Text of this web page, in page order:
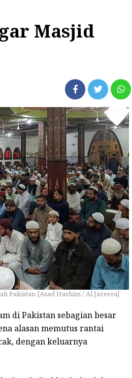
Masjid
Pakistan [Asad Hashim / Al Jazeera]
di Pakistan sebagian besar
alasan memutus rantai
dengan keluarnya